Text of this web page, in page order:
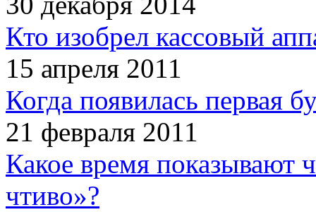
Кто изобрел кассовый
15 апреля 2011
Когда появилась первая
21 февраля 2011
Какое время показывают
чтиво»?